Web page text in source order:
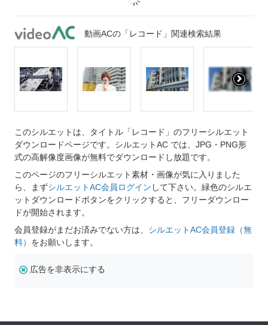
動画ACの「レコード」関連検索結果
このシルエットは、タイトル「レコード」のフリーシルエット
ダウンロードページです。シルエットAC では、JPG・PNG形
式の高解像度画像が無料でダウンロードし放題です。
このページのフリーシルエット素材・画像が気に入りました
ら、まずシルエットAC会員ログイン して下さい。緑色のシルエ
ットダウンロードボタンをクリックすると、フリーダウンロー
ドが開始されます。
会員登録がまだお済みでない方は、 シルエットAC会員登録（無
料） をお願いします。
広告を非表示にする